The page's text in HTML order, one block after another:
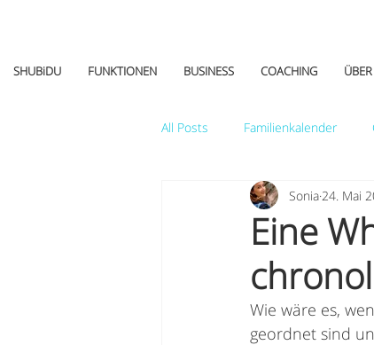
SHUBiDU FUNKTIONEN BUSINESS COACHING
All Posts Familienkalender
Tipps&Tricks
Eine
Sonia 24. Mai
Wie wäre es,
geordnet sind